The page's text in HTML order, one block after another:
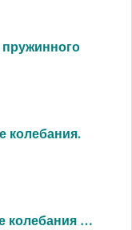
пружинного
колебания.
колебания …